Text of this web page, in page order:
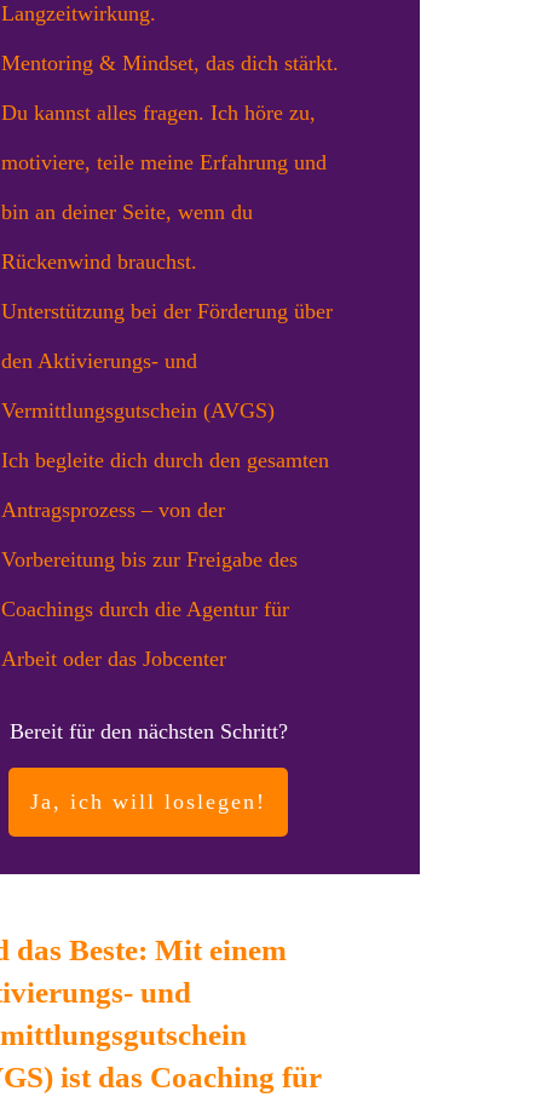
Langzeitwirkung.
Mentoring & Mindset, das dich stärkt.
Du kannst alles fragen. Ich höre zu,
motiviere, teile meine Erfahrung und
bin an deiner Seite, wenn du
Rückenwind brauchst.
Unterstützung bei der Förderung über
den Aktivierungs- und
Vermittlungsgutschein (AVGS)
Ich begleite dich durch den gesamten
Antragsprozess – von der
Vorbereitung bis zur Freigabe des
Coachings durch die Agentur für
Arbeit oder das Jobcenter
Bereit für den nächsten Schritt?
Ja, ich will loslegen!
das Beste: Mit einem
und
ist das Coaching für